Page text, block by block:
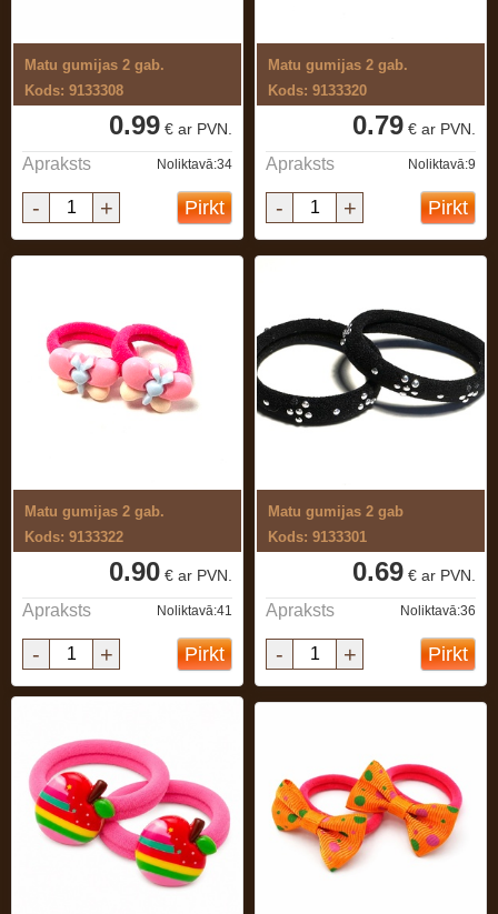
Matu gumijas 2 gab.
Kods: 9133308
0.99 € ar PVN.
Apraksts Noliktavā:34
- + Pirkt
Matu gumijas 2 gab.
Kods: 9133320
0.79 € ar PVN.
Apraksts Noliktavā:9
- + Pirkt
Matu gumijas 2 gab.
Kods: 9133322
0.90 € ar PVN.
Apraksts Noliktavā:41
- + Pirkt
Matu gumijas 2 gab
Kods: 9133301
0.69 € ar PVN.
Apraksts Noliktavā:36
- + Pirkt